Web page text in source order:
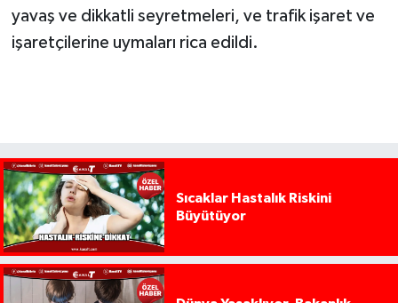
yavaş ve dikkatli seyretmeleri, ve trafik işaret ve
işaretçilerine uymaları rica edildi.
Sıcaklar Hastalık Riskini
Büyütüyor